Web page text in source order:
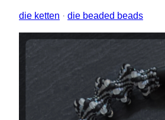
die ketten · die beaded beads